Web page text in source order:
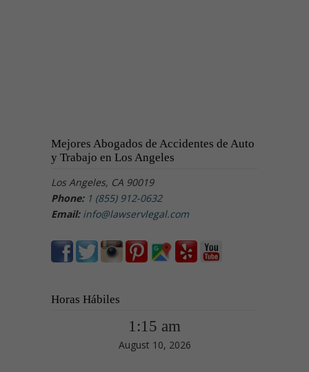
Mejores Abogados de Accidentes de Auto
y Trabajo en Los Angeles
Los Angeles, CA 90019
Phone: 1 (855) 912-0632
Email: info@lawservlegal.com
Horas Hábiles
1:15 am
August 10, 2026